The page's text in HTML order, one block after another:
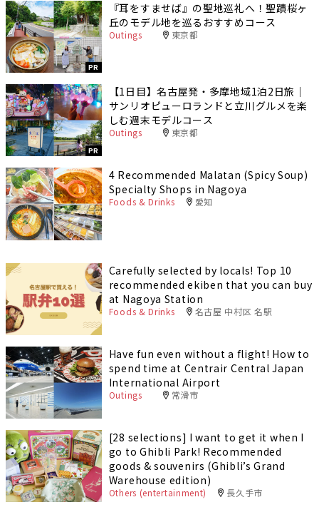
PR
『耳をすませば』の聖地巡礼へ！聖蹟桜ヶ
丘のモデル地を巡るおすすめコース
Outings 東京都
PR
【1日目】名古屋発・多摩地域1泊2日旅｜
サンリオピューロランドと立川グルメを楽
しむ週末モデルコース
Outings 東京都
4 Recommended Malatan (Spicy Soup)
Specialty Shops in Nagoya
Foods & Drinks 愛知
Carefully selected by locals! Top 10
recommended ekiben that you can buy
at Nagoya Station
Foods & Drinks 名古屋 中村区 名駅
Have fun even without a flight! How to
spend time at Centrair Central Japan
International Airport
Outings 常滑市
[28 selections] I want to get it when I
go to Ghibli Park! Recommended
goods & souvenirs (Ghibli’s Grand
Warehouse edition)
Others (entertainment) 長久手市